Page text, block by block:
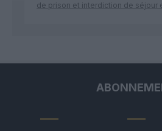
de prison et interdiction de séjour